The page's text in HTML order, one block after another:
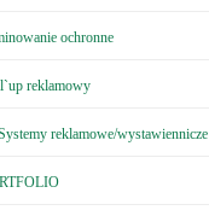
ochronne
reklamowy
reklamowe/wystawiennicze